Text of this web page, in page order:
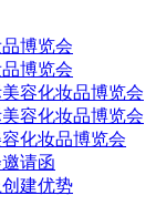
博览会
博览会
容化妆品博览会
容化妆品博览会
化妆品博览会
请函
建优势